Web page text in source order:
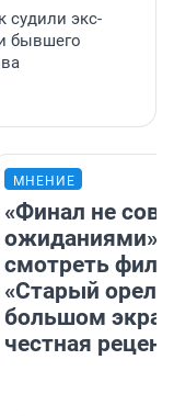
судили экс-
бывшего
МНЕНИЕ
«Финал не
ожиданиями»:
смотреть
«Старый орел»
большом
честная